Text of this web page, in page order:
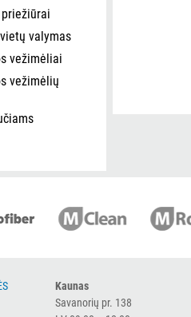
valymas
vežimėliai
vežimėlių
Kaunas
Savanorių pr. 138